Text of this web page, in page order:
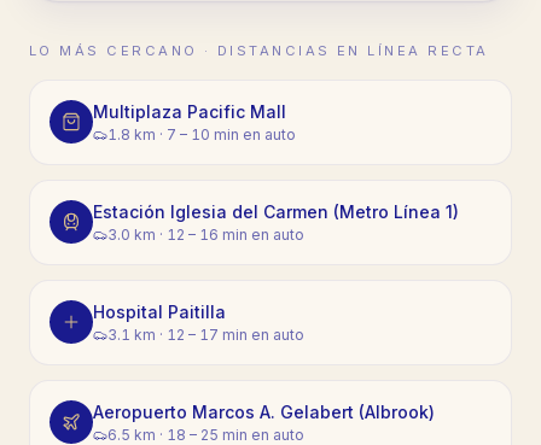
LO MÁS CERCANO · DISTANCIAS EN LÍNEA RECTA
Multiplaza Pacific Mall
1.8 km · 7 – 10 min en auto
Estación Iglesia del Carmen (Metro Línea 1)
3.0 km · 12 – 16 min en auto
Hospital Paitilla
3.1 km · 12 – 17 min en auto
Aeropuerto Marcos A. Gelabert (Albrook)
6.5 km · 18 – 25 min en auto